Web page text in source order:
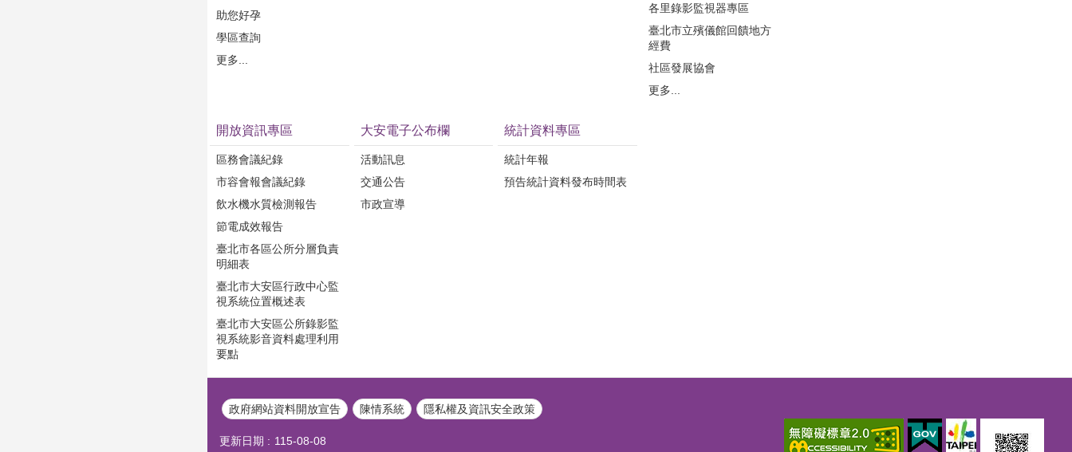
助您好孕
學區查詢
更多...
各里錄影監視器專區
臺北市立殯儀館回饋地方
經費
社區發展協會
更多...
開放資訊專區
區務會議紀錄
市容會報會議紀錄
飲水機水質檢測報告
節電成效報告
臺北市各區公所分層負責
明細表
臺北市大安區行政中心監
視系統位置概述表
臺北市大安區公所錄影監
視系統影音資料處理利用
要點
大安電子公布欄
活動訊息
交通公告
市政宣導
統計資料專區
統計年報
預告統計資料發布時間表
政府網站資料開放宣告 陳情系統 隱私權及資訊安全政策
更新日期 115-08-08